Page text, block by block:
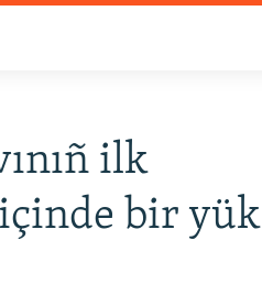
ilk
bir yük